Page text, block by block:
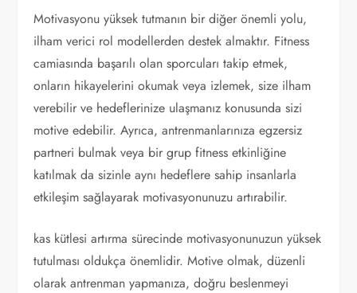
Motivasyonu yüksek tutmanın bir diğer önemli yolu,
ilham verici rol modellerden destek almaktır. Fitness
camiasında başarılı olan sporcuları takip etmek,
onların hikayelerini okumak veya izlemek, size ilham
verebilir ve hedeflerinize ulaşmanız konusunda sizi
motive edebilir. Ayrıca, antrenmanlarınıza egzersiz
partneri bulmak veya bir grup fitness etkinliğine
katılmak da sizinle aynı hedeflere sahip insanlarla
etkileşim sağlayarak motivasyonunuzu artırabilir.
kas kütlesi artırma sürecinde motivasyonunuzun yüksek
tutulması oldukça önemlidir. Motive olmak, düzenli
olarak antrenman yapmanıza, doğru beslenmeyi